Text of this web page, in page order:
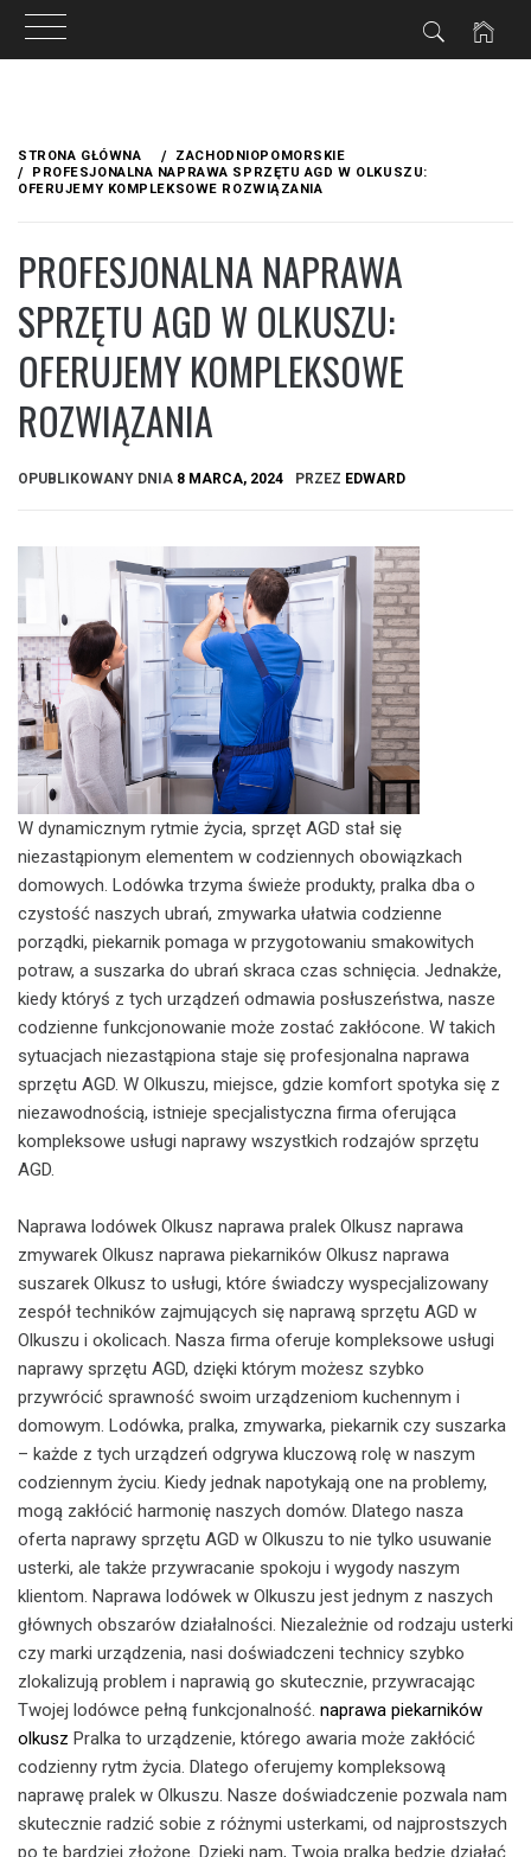
treści
STRONA GŁÓWNA
ZACHODNIOPOMORSKIE
PROFESJONALNA NAPRAWA SPRZĘTU AGD W OLKUSZU:
OFERUJEMY KOMPLEKSOWE ROZWIĄZANIA
PROFESJONALNA NAPRAWA
SPRZĘTU AGD W OLKUSZU:
OFERUJEMY KOMPLEKSOWE
ROZWIĄZANIA
OPUBLIKOWANY DNIA 8 MARCA, 2024 PRZEZ EDWARD
W dynamicznym rytmie życia, sprzęt AGD stał się
niezastąpionym elementem w codziennych obowiązkach
domowych. Lodówka trzyma świeże produkty, pralka dba o
czystość naszych ubrań, zmywarka ułatwia codzienne
porządki, piekarnik pomaga w przygotowaniu smakowitych
potraw, a suszarka do ubrań skraca czas schnięcia. Jednakże,
kiedy któryś z tych urządzeń odmawia posłuszeństwa, nasze
codzienne funkcjonowanie może zostać zakłócone. W takich
sytuacjach niezastąpiona staje się profesjonalna naprawa
sprzętu AGD. W Olkuszu, miejsce, gdzie komfort spotyka się z
niezawodnością, istnieje specjalistyczna firma oferująca
kompleksowe usługi naprawy wszystkich rodzajów sprzętu
AGD.
Naprawa lodówek Olkusz naprawa pralek Olkusz naprawa
zmywarek Olkusz naprawa piekarników Olkusz naprawa
suszarek Olkusz to usługi, które świadczy wyspecjalizowany
zespół techników zajmujących się naprawą sprzętu AGD w
Olkuszu i okolicach. Nasza firma oferuje kompleksowe usługi
naprawy sprzętu AGD, dzięki którym możesz szybko
przywrócić sprawność swoim urządzeniom kuchennym i
domowym. Lodówka, pralka, zmywarka, piekarnik czy suszarka
– każde z tych urządzeń odgrywa kluczową rolę w naszym
codziennym życiu. Kiedy jednak napotykają one na problemy,
mogą zakłócić harmonię naszych domów. Dlatego nasza
oferta naprawy sprzętu AGD w Olkuszu to nie tylko usuwanie
usterki, ale także przywracanie spokoju i wygody naszym
klientom. Naprawa lodówek w Olkuszu jest jednym z naszych
głównych obszarów działalności. Niezależnie od rodzaju usterki
czy marki urządzenia, nasi doświadczeni technicy szybko
zlokalizują problem i naprawią go skutecznie, przywracając
Twojej lodówce pełną funkcjonalność. naprawa piekarników
olkusz Pralka to urządzenie, którego awaria może zakłócić
codzienny rytm życia. Dlatego oferujemy kompleksową
naprawę pralek w Olkuszu. Nasze doświadczenie pozwala nam
skutecznie radzić sobie z różnymi usterkami, od najprostszych
po te bardziej złożone. Dzięki nam, Twoja pralka będzie działać